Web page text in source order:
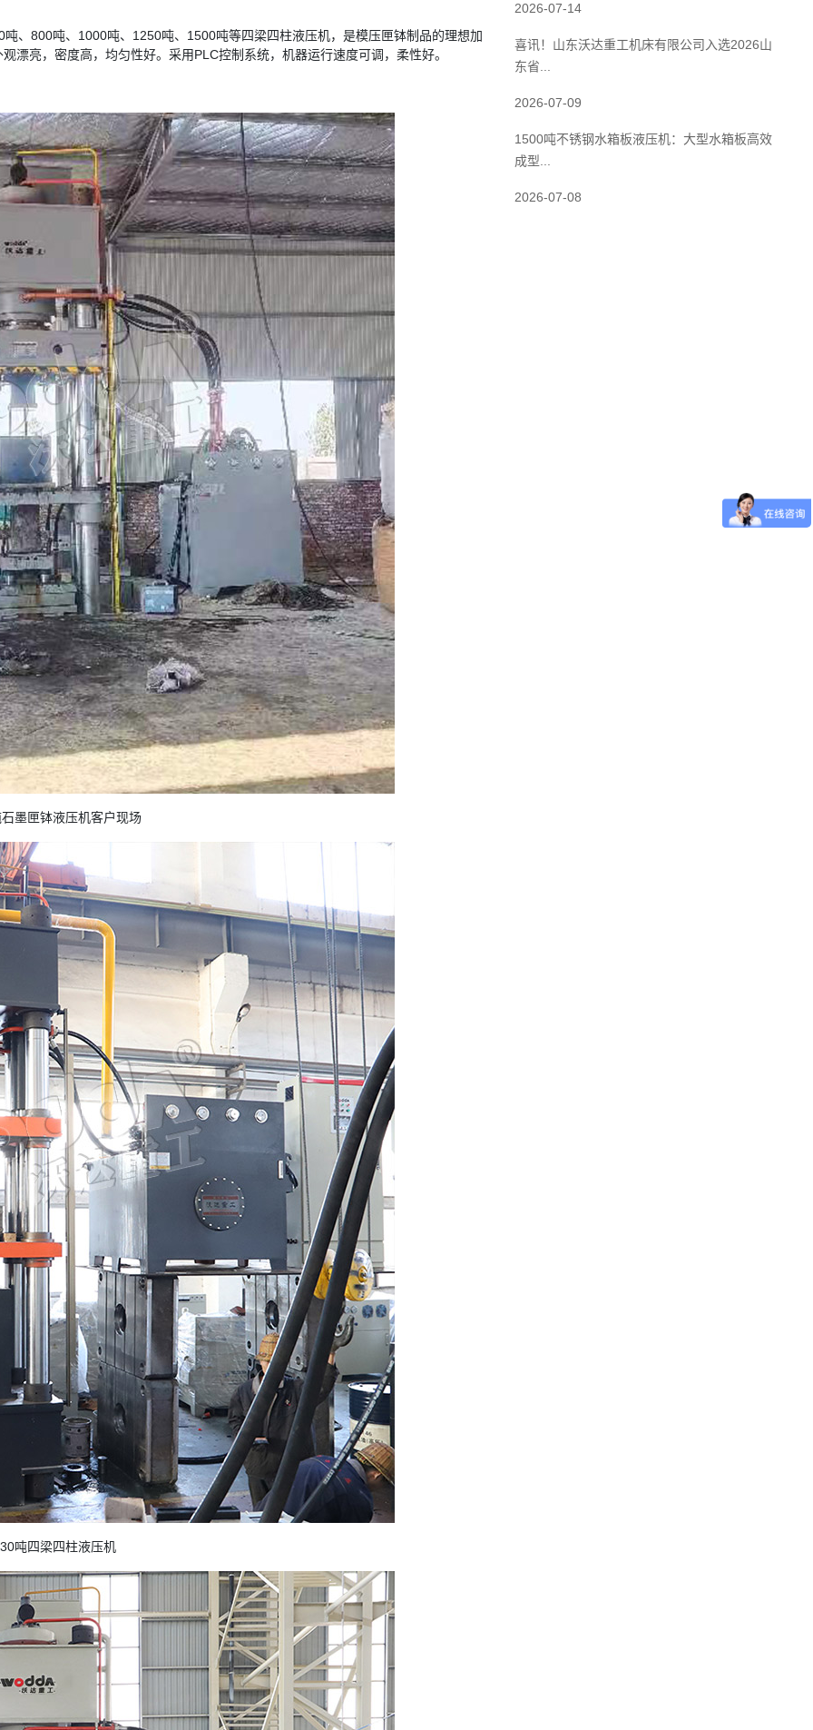
、800吨、1000吨、1250吨、1500吨等四梁四柱液压机，是模压匣钵制品的理想加
漂亮，密度高，均匀性好。采用PLC控制系统，机器运行速度可调，柔性好。
墨匣钵液压机客户现场
吨四梁四柱液压机
2026-07-14
喜讯！山东沃达重工机床有限公司入选2026山
东省...
2026-07-09
1500吨不锈钢水箱板液压机：大型水箱板高效
成型...
2026-07-08